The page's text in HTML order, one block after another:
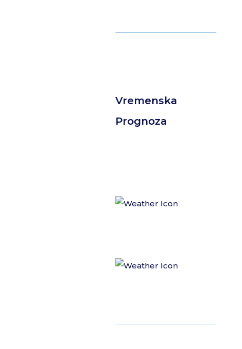
Vremenska
Prognoza